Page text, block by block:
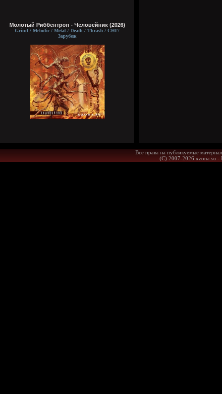
Молотый Риббентроп - Человейник (2026)
Grind / Melodic / Metal / Death / Thrash / СНГ/
Зарубеж
Все права на публикуемые
(С) 2007-2026 xzona.su -